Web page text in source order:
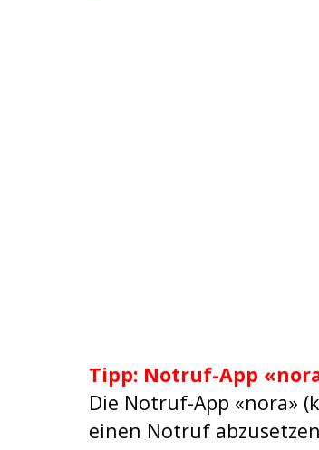
Tipp: Notruf-App
Die Notruf-App «nora»
einen Notruf